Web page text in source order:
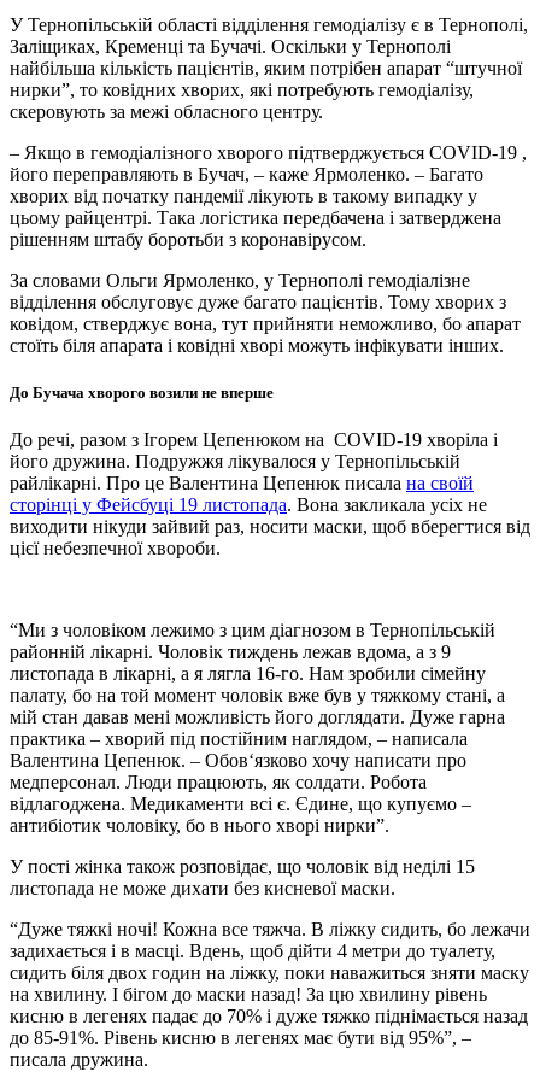
У Тернопільській області відділення гемодіалізу є в Тернополі,
Заліщиках, Кременці та Бучачі. Оскільки у Тернополі
найбільша кількість пацієнтів, яким потрібен апарат “штучної
нирки”, то ковідних хворих, які потребують гемодіалізу,
скеровують за межі обласного центру.
– Якщо в гемодіалізного хворого підтверджується COVID-19 ,
його переправляють в Бучач, – каже Ярмоленко. – Багато
хворих від початку пандемії лікують в такому випадку у
цьому райцентрі. Така логістика передбачена і затверджена
рішенням штабу боротьби з коронавірусом.
За словами Ольги Ярмоленко, у Тернополі гемодіалізне
відділення обслуговує дуже багато пацієнтів. Тому хворих з
ковідом, стверджує вона, тут прийняти неможливо, бо апарат
стоїть біля апарата і ковідні хворі можуть інфікувати інших.
До Бучача хворого возили не вперше
До речі, разом з Ігорем Цепенюком на COVID-19 хворіла і
його дружина. Подружжя лікувалося у Тернопільській
райлікарні. Про це Валентина Цепенюк писала на своїй
сторінці у Фейсбуці 19 листопада. Вона закликала усіх не
виходити нікуди зайвий раз, носити маски, щоб вберегтися від
цієї небезпечної хвороби.
“Ми з чоловіком лежимо з цим діагнозом в Тернопільській
районній лікарні. Чоловік тиждень лежав вдома, а з 9
листопада в лікарні, а я лягла 16-го. Нам зробили сімейну
палату, бо на той момент чоловік вже був у тяжкому стані, а
мій стан давав мені можливість його доглядати. Дуже гарна
практика – хворий під постійним наглядом, – написала
Валентина Цепенюк. – Обов‘язково хочу написати про
медперсонал. Люди працюють, як солдати. Робота
відлагоджена. Медикаменти всі є. Єдине, що купуємо –
антибіотик чоловіку, бо в нього хворі нирки”.
У пості жінка також розповідає, що чоловік від неділі 15
листопада не може дихати без кисневої маски.
“Дуже тяжкі ночі! Кожна все тяжча. В ліжку сидить, бо лежачи
задихається і в масці. Вдень, щоб дійти 4 метри до туалету,
сидить біля двох годин на ліжку, поки наважиться зняти маску
на хвилину. І бігом до маски назад! За цю хвилину рівень
кисню в легенях падає до 70% і дуже тяжко піднімається назад
до 85-91%. Рівень кисню в легенях має бути від 95%”, –
писала дружина.